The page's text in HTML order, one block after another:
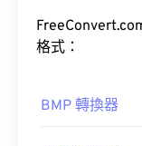
如何開啟
平台的影像檢
Windows系統
缺乏壓縮，
BMP 檔案可以
FreeConvert.com
格式：
BMP 轉換器